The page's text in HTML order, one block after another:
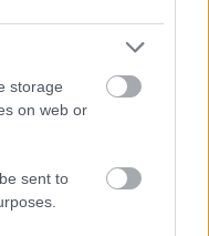
storage
on web or
sent to